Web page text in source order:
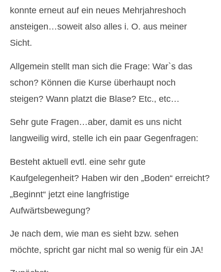
konnte erneut auf ein neues Mehrjahreshoch
ansteigen…soweit also alles i. O. aus meiner
Sicht.
Allgemein stellt man sich die Frage: War`s das
schon? Können die Kurse überhaupt noch
steigen? Wann platzt die Blase? Etc., etc…
Sehr gute Fragen…aber, damit es uns nicht
langweilig wird, stelle ich ein paar Gegenfragen:
Besteht aktuell evtl. eine sehr gute
Kaufgelegenheit? Haben wir den „Boden“ erreicht?
„Beginnt“ jetzt eine langfristige
Aufwärtsbewegung?
Je nach dem, wie man es sieht bzw. sehen
möchte, spricht gar nicht mal so wenig für ein JA!